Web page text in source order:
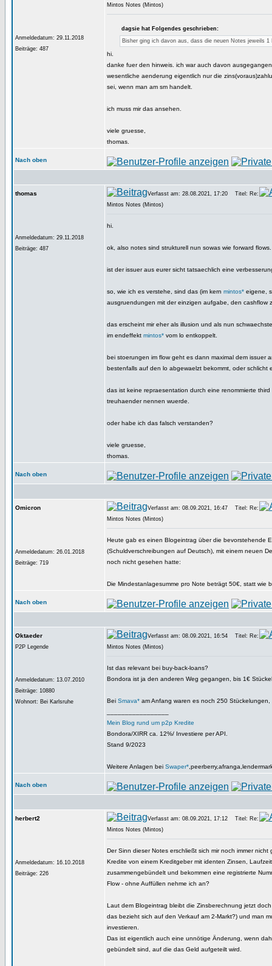
Anmeldedatum: 29.11.2018
Beiträge: 487
Mintos Notes (Mintos)
dagsie hat Folgendes geschrieben:
Bisher ging ich davon aus, dass die neuen Notes jeweils 1
hi.
danke fuer den hinweis. ich war auch davon
wesentliche aenderung eigentlich nur die
sei, wenn man am sm handelt.
ich muss mir das ansehen.
viele gruesse,
thomas.
Nach oben
thomas
Anmeldedatum: 29.11.2018
Beiträge: 487
Verfasst am: 28.08.2021, 17:20
Titel: Re:
Mintos Notes (Mintos)
hi.
ok, also notes sind strukturell nun sowas wie forward flows.
ist der issuer aus eurer sicht tatsaechlich eine
so, wie ich es verstehe, sind das (im kern mintos* eigene,
ausgruendungen mit der einzigen aufgabe, den cashflow
das erscheint mir eher als illusion und als nun
im endeffekt mintos* vom lo entkoppelt.
bei stoerungen im flow geht es dann maximal dem issuer
bestenfalls auf den lo abgewaelzt bekommt, oder schlicht
das ist keine repraesentation durch eine renommierte third
treuhaender nennen wuerde.
oder habe ich das falsch verstanden?
viele gruesse,
thomas.
Nach oben
Omicron
Anmeldedatum: 26.01.2018
Beiträge: 719
Verfasst am: 08.09.2021, 16:47
Titel: Re:
Mintos Notes (Mintos)
Heute gab es einen Blogeintrag über die bevorstehende
(Schuldverschreibungen auf Deutsch), mit einem neuen
noch nicht gesehen hatte:
Die Mindestanlagesumme pro Note beträgt 50€, statt wie
Nach oben
Oktaeder
P2P Legende
Anmeldedatum: 13.07.2010
Beiträge: 10880
Wohnort: Bei Karlsruhe
Verfasst am: 08.09.2021, 16:54
Titel: Re:
Mintos Notes (Mintos)
Ist das relevant bei buy-back-loans?
Bondora ist ja den anderen Weg gegangen, bis 1€
Bei Smava* am Anfang waren es noch 250 Stückelungen,
Mein Blog rund um p2p Kredite
Bondora/XIRR ca. 12%/ Investiere per API.
Stand 9/2023
Weitere Anlagen bei Swaper*
Nach oben
herbert2
Anmeldedatum: 16.10.2018
Beiträge: 226
Verfasst am: 08.09.2021, 17:12
Titel: Re:
Mintos Notes (Mintos)
Der Sinn dieser Notes erschließt sich mir noch immer nicht
Kredite von einem Kreditgeber mit identen Zinsen,
zusammengebündelt und bekommen eine registrierte
Flow - ohne Auffüllen nehme ich an?
Laut dem Blogeintrag bleibt die Zinsberechnung jetzt
das bezieht sich auf den Verkauf am 2-Markt?) und man
investieren.
Das ist eigentlich auch eine unnötige Änderung, wenn
gebündelt sind, auf die das Geld aufgeteilt wird.